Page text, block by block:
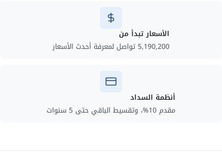
الأسعار تبدأ من
5,190,200 تواصل لمعرفة أحدث الأسعار
أنظمة السداد
مقدم 10%، وتقسيط الباقي حتى 5 سنوات